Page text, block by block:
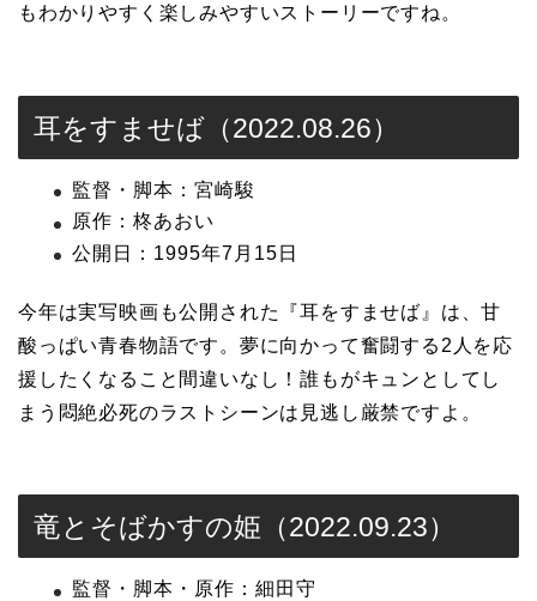
もわかりやすく楽しみやすいストーリーですね。
耳をすませば（2022.08.26）
監督・脚本：宮崎駿
原作：柊あおい
公開日：1995年7月15日
今年は実写映画も公開された『耳をすませば』は、甘
酸っぱい青春物語です。夢に向かって奮闘する2人を応
援したくなること間違いなし！誰もがキュンとしてし
まう悶絶必死のラストシーンは見逃し厳禁ですよ。
竜とそばかすの姫（2022.09.23）
監督・脚本・原作：細田守